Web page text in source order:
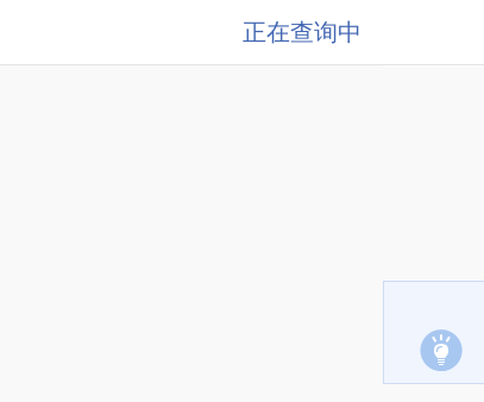
正在查询中